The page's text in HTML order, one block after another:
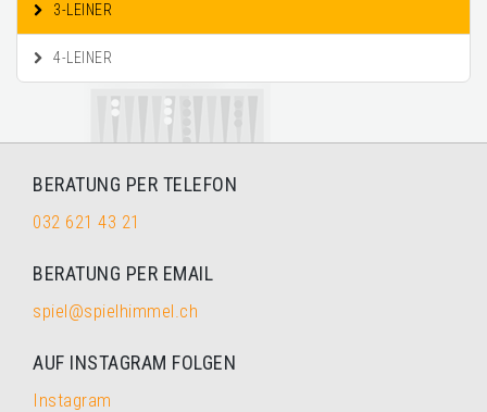
3-LEINER
4-LEINER
BERATUNG PER TELEFON
032 621 43 21
BERATUNG PER EMAIL
spiel@spielhimmel.ch
AUF INSTAGRAM FOLGEN
Instagram